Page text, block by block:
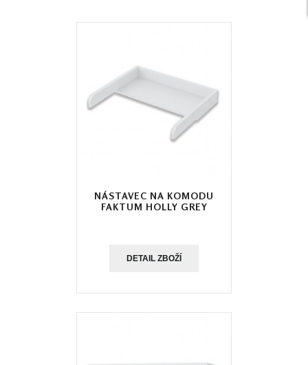
NÁSTAVEC NA KOMODU
FAKTUM HOLLY GREY
DETAIL ZBOŽÍ